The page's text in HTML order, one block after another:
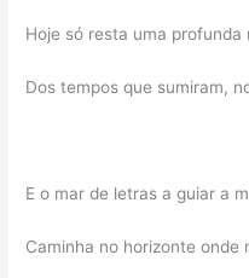
Hoje só resta uma profunda
Dos tempos que sumiram,
E o mar de letras a guiar a
Caminha no horizonte onde